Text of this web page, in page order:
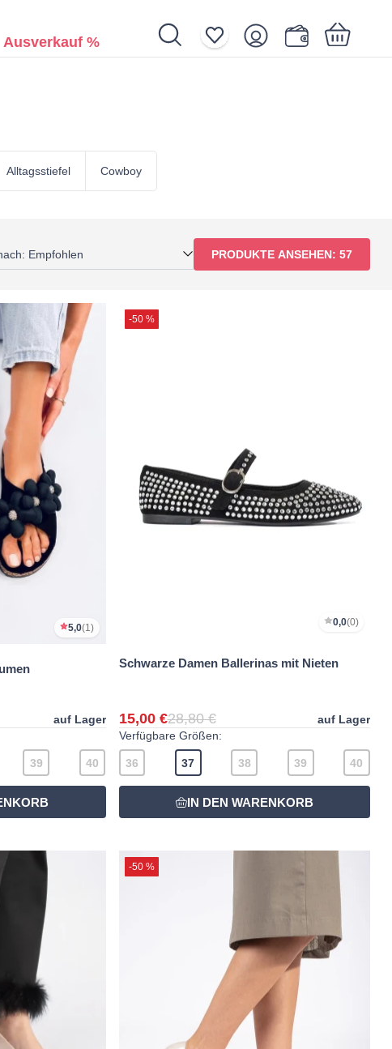
Ausverkauf %
Alltagsstiefel Cowboy
: Empfohlen PRODUKTE ANSEHEN: 57
5,0(1)
auf Lager
39 40
-50 %
0,0(0)
Schwarze Damen Ballerinas mit Nieten
15,00 €28,80 €
auf Lager
Verfügbare Größen:
36 37 38 39 40
-50 %